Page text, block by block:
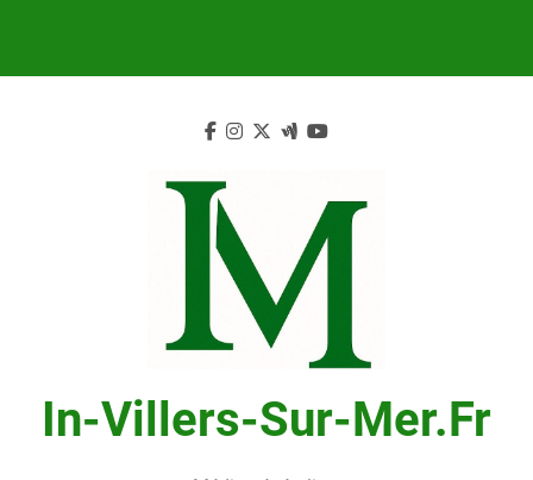
In-Villers-Sur-Mer.fr